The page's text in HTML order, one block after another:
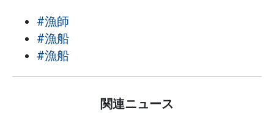
#漁師
#漁船
#漁船
関連ニュース